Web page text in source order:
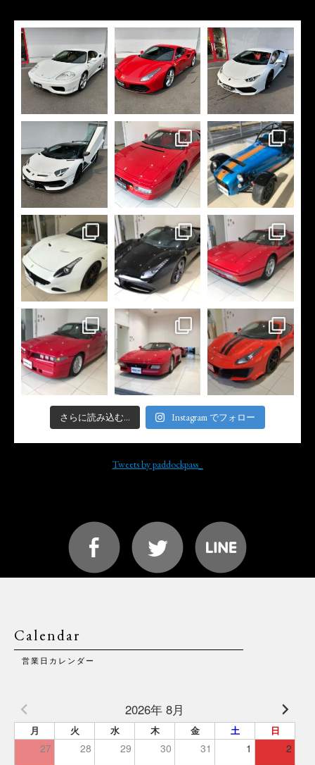
さらに読み込む... Instagram でフォロー
Tweets by paddockpass_
Calendar
営業日カレンダー
2026年 8月
月 火 水 木 金 土 日
27 28 29 30 31 1 2